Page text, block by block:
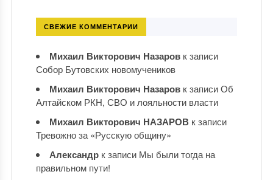
СВЕЖИЕ КОММЕНТАРИИ
Михаил Викторович Назаровк записи
Собор Бутовских новомучеников
Михаил Викторович Назаровк записиОб
Алтайском РКН, СВО и лояльности власти
Михаил Викторович НАЗАРОВ к записи
Тревожно за «Русскую общину»
Александрк записи Мы были тогда на
правильном пути!